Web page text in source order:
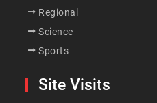
Regional
Science
Sports
Site Visits